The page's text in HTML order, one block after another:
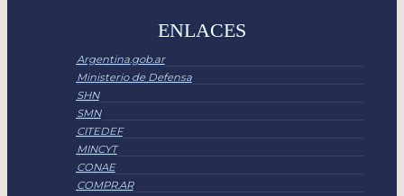
ENLACES
Argentina.gob.ar
Ministerio de Defensa
SHN
SMN
CITEDEF
MINCYT
CONAE
COMPR.AR